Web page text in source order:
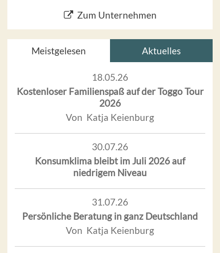
Zum Unternehmen
Meistgelesen Aktuelles
18.05.26
Kostenloser Familienspaß auf der Toggo Tour
2026
Von Katja Keienburg
30.07.26
Konsumklima bleibt im Juli 2026 auf
niedrigem Niveau
31.07.26
Persönliche Beratung in ganz Deutschland
Von Katja Keienburg